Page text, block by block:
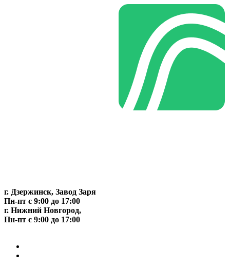
г. Дзержинск, Завод Заря
Пн-пт c 9:00 до 17:00
г. Нижний Новгород,
Пн-пт c 9:00 до 17:00